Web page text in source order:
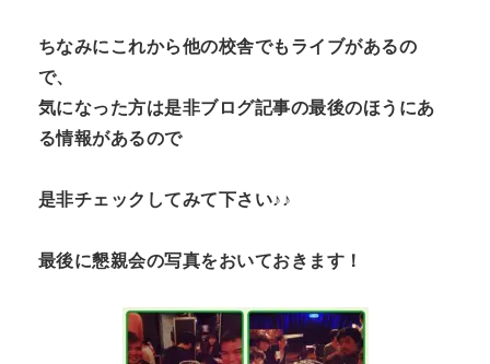
ちなみにこれから他の校舎でもライブがあるの
で、
気になった方は是非ブログ記事の最後のほうにあ
る情報があるので
是非チェックしてみて下さい♪♪
最後に懇親会の写真をおいておきます！